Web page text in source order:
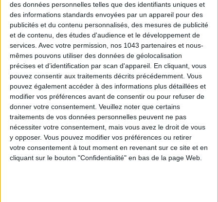
des données personnelles telles que des identifiants uniques et
des informations standards envoyées par un appareil pour des
publicités et du contenu personnalisés, des mesures de publicité
et de contenu, des études d'audience et le développement de
services. Avec votre permission, nos 1043 partenaires et nous-
mêmes pouvons utiliser des données de géolocalisation
précises et d’identification par scan d'appareil. En cliquant, vous
pouvez consentir aux traitements décrits précédemment. Vous
pouvez également accéder à des informations plus détaillées et
modifier vos préférences avant de consentir ou pour refuser de
donner votre consentement. Veuillez noter que certains
traitements de vos données personnelles peuvent ne pas
nécessiter votre consentement, mais vous avez le droit de vous
y opposer. Vous pouvez modifier vos préférences ou retirer
votre consentement à tout moment en revenant sur ce site et en
cliquant sur le bouton "Confidentialité" en bas de la page Web.
LES SPF 50 QUI DONNENT ENVIE DE SE TARTINER